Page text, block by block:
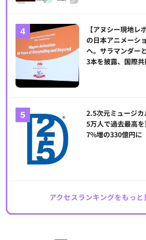
【アヌシー現地レ
の日本アニメーシ
へ。サラマンダー
3本を披露、国際
2.5次元ミュージ
5万人で過去最高
7%増の330億円に
アクセスランキングをもっと